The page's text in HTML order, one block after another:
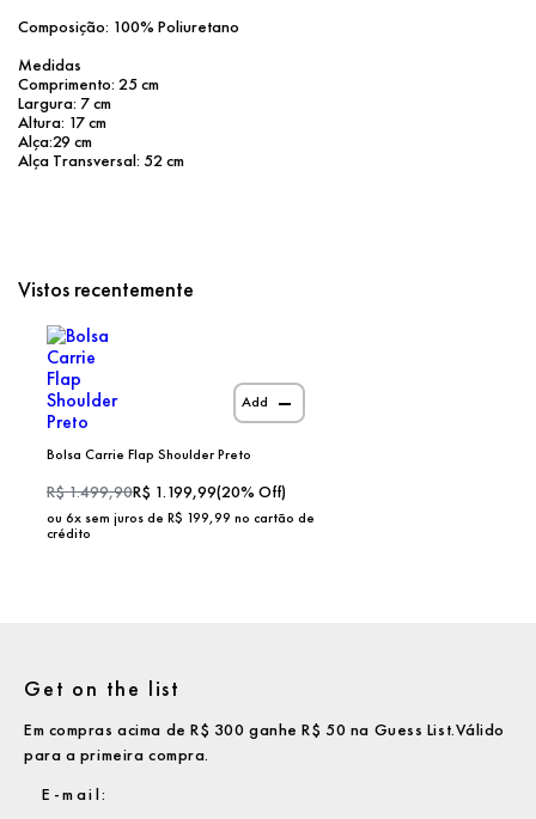
Composição: 100% Poliuretano
Medidas
Comprimento: 25 cm
Largura: 7 cm
Altura: 17 cm
Alça:29 cm
Alça Transversal: 52 cm
Vistos recentemente
Add
Bolsa Carrie Flap Shoulder Preto
R$1.499,90R$ 1.199,99(20% Off)
ou 6x sem juros de R$ 199,99 no cartão de
crédito
Get on the list
Em compras acima de R$ 300 ganhe R$ 50 na Guess List.Válido
para a primeira compra.